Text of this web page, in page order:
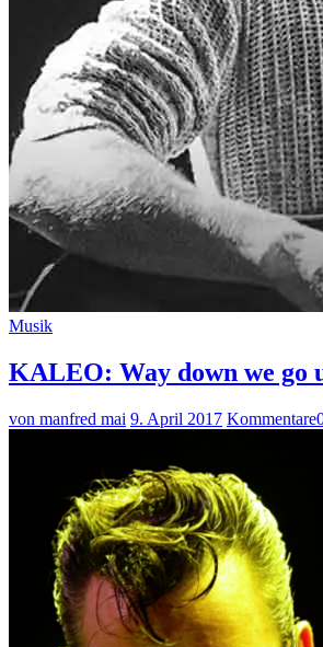
Musik
KALEO: Way down we go
von manfred mai 9. April 2017 Kommentare